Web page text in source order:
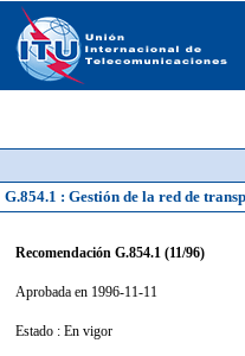
G.854.1 : Gestión de la red de
Recomendación G.854.1 (11/96)
Aprobada en 1996-11-11
Estado : En vigor